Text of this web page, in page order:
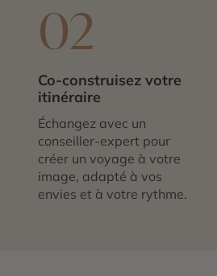
02
Co-construisez votre
itinéraire
Échangez avec un
conseiller-expert pour
créer un voyage à votre
image, adapté à vos
envies et à votre rythme.